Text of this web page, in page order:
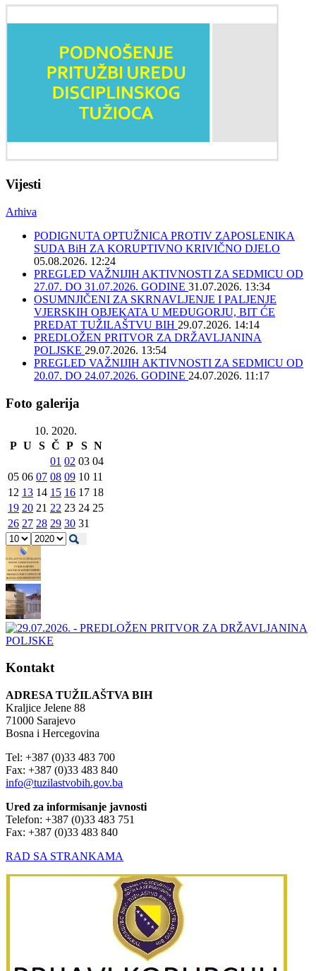
Vijesti
Arhiva
PODIGNUTA OPTUŽNICA PROTIV ZAPOSLENIKA
SUDA BiH ZA KORUPTIVNO KRIVIČNO DJELO
05.08.2026. 12:24
PREGLED VAŽNIJIH AKTIVNOSTI ZA SEDMICU OD
27.07. DO 31.07.2026. GODINE 31.07.2026. 13:34
OSUMNJIČENI ZA SKRNAVLJENJE I PALJENJE
VJERSKIH OBJEKATA U MEĐUGORJU, BIT ĆE
PREDAT TUŽILAŠTVU BIH 29.07.2026. 14:14
PREDLOŽEN PRITVOR ZA DRŽAVLJANINA
POLJSKE 29.07.2026. 13:54
PREGLED VAŽNIJIH AKTIVNOSTI ZA SEDMICU OD
20.07. DO 24.07.2026. GODINE 24.07.2026. 11:17
Foto galerija
10. 2020.
P U S Č P S N
01 02 03 04
05 06 07 08 09 10 11
12 13 14 15 16 17 18
19 20 21 22 23 24 25
26 27 28 29 30 31
Kontakt
ADRESA TUŽILAŠTVA BIH
Kraljice Jelene 88
71000 Sarajevo
Bosna i Hercegovina
Tel: +387 (0)33 483 700
Fax: +387 (0)33 483 840
info@tuzilastvobih.gov.ba
Ured za informisanje javnosti
Telefon: +387 (0)33 483 751
Fax: +387 (0)33 483 840
RAD SA STRANKAMA